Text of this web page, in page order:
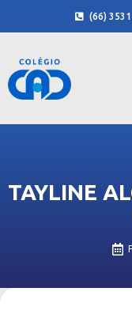
(66)
TAYLINE